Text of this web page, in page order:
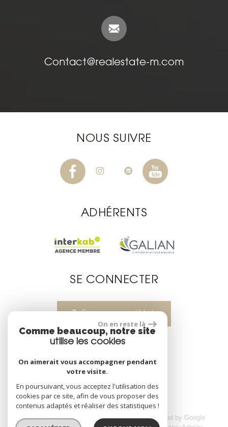
Contact@realestate-m.com
NOUS SUIVRE
ADHÉRENTS
SE CONNECTER
Espace propriétaire
© 2026 | Tous droits réservés | Traduction powered by Google
On en reste là
Comme beaucoup, notre site
utilise les cookies
On aimerait vous accompagner pendant
votre visite.
En poursuivant, vous acceptez l'utilisation des
cookies par ce site, afin de vous proposer des
contenus adaptés et réaliser des statistiques !